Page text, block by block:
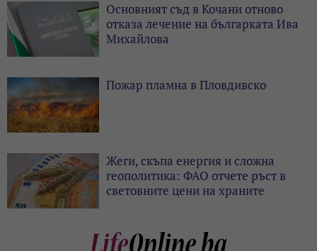
Основният съд в Кочани отново
отказа лечение на българката Ива
Михайлова
Пожар пламна в Пловдивско
Жеги, скъпа енергия и сложна
геополитика: ФАО отчете ръст в
световните цени на храните